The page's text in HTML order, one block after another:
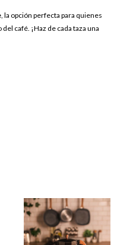
, la opción perfecta para quienes
café. ¡Haz de cada taza una